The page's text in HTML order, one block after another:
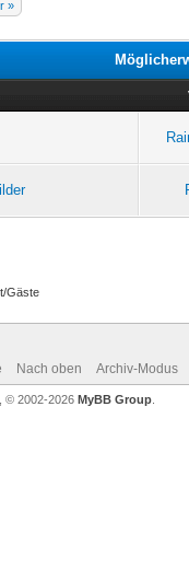
»
Gäste
Nach oben Archiv-Modus
, © 2002-2026 MyBB Group